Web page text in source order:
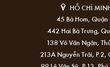
HỒ CHÍ
45 Bà Hom, Quận
442 Hai Bà Trưng,
138 Võ Văn Ngân,
213A Nguyễn Trãi, P.2,